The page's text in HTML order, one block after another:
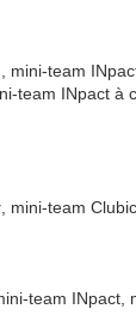
, mini-team
team INpact à
, mini-team Clubic
team